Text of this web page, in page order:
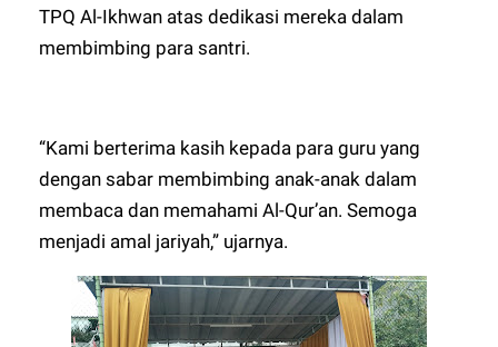
TPQ Al-Ikhwan atas dedikasi mereka dalam
membimbing para santri.
“Kami berterima kasih kepada para guru yang
dengan sabar membimbing anak-anak dalam
membaca dan memahami Al-Qur’an. Semoga
menjadi amal jariyah,” ujarnya.